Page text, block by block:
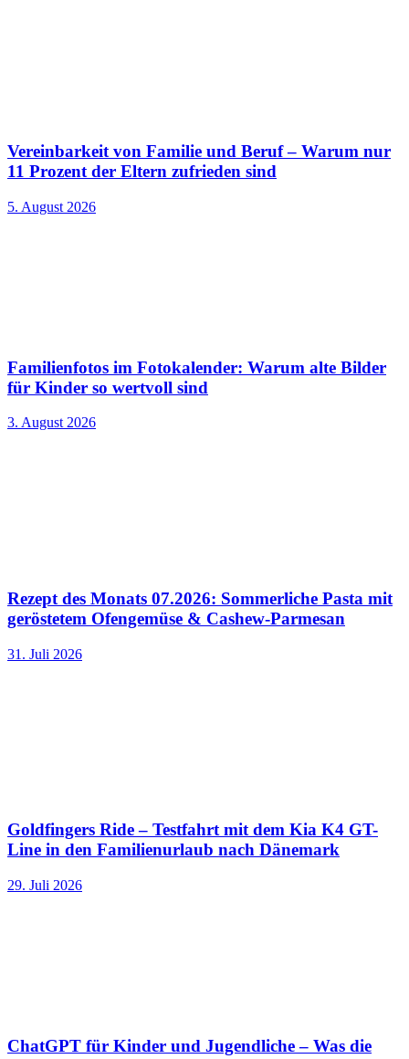
Vereinbarkeit von Familie und Beruf – Warum nur
11 Prozent der Eltern zufrieden sind
5. August 2026
Familienfotos im Fotokalender: Warum alte Bilder
für Kinder so wertvoll sind
3. August 2026
Rezept des Monats 07.2026: Sommerliche Pasta mit
geröstetem Ofengemüse & Cashew-Parmesan
31. Juli 2026
Goldfingers Ride – Testfahrt mit dem Kia K4 GT-
Line in den Familienurlaub nach Dänemark
29. Juli 2026
ChatGPT für Kinder und Jugendliche – Was die